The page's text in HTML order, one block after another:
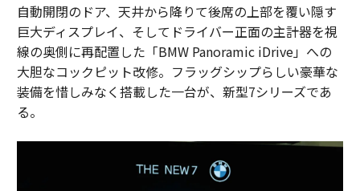
自動開閉のドア、天井から降りて後席の上部を覆い隠す
巨大ディスプレイ、そしてドライバー正面の主計器を視
線の奥側に再配置した「BMW Panoramic iDrive」への
大胆なコックピット改修。フラッグシップらしい豪華な
装備を惜しみなく搭載した一台が、新型7シリーズであ
る。